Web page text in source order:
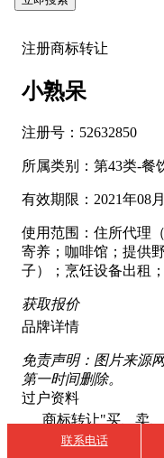
联系电话
注册商标转让
小熟呆
注册号：52632850
所属类别：第43类-餐
有效期限：2021年08
使用范围：住所代理
寄养；咖啡馆；提供
子）；烹饪设备出租
获取报价
品牌详情
免责声明：图片来源
第一时间删除。
过户资料
商标转让"买、卖
主体资格